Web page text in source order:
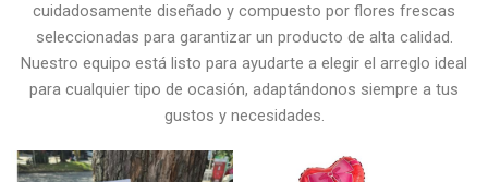
cuidadosamente diseñado y compuesto por flores frescas
seleccionadas para garantizar un producto de alta calidad.
Nuestro equipo está listo para ayudarte a elegir el arreglo ideal
para cualquier tipo de ocasión, adaptándonos siempre a tus
gustos y necesidades.